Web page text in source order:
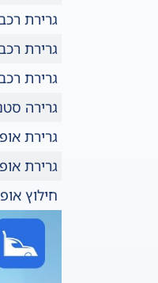
גרירת רכב
גרירת
גרירת
גרירה
גרירת אופנוע
גרירת
חילוץ